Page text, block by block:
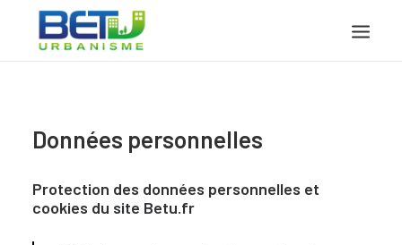
PRÉSENTATION
DOCUMENTS
Données personnelles
Protection des données personnelles et
cookies du site Betu.fr